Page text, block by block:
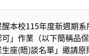
本校115年度新週期
」作業（以下簡稱品
生座(晤)談名單」邀請原